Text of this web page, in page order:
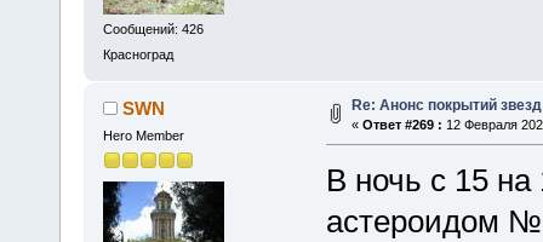
Сообщений: 426
Красноград
SWN
Hero Member
Re: Анонс покрытий
« Ответ #269 : 12 Февраля
В ночь с 15
астероидом